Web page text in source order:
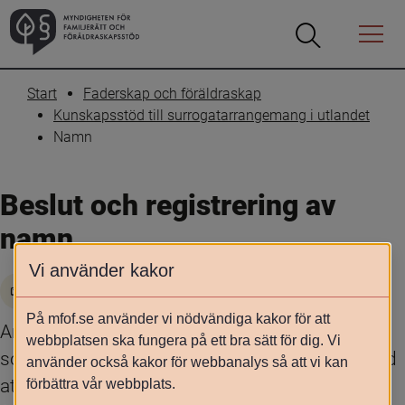
Öppna
Öppna
Menyn
Start
Faderskap och föräldraskap
Kunskapsstöd till surrogatarrangemang i utlandet
Namn
Beslut och registrering av
namn
Ansökan om namn för en svensk medborgare
som föds i utlandet görs i regel i samband med
att vårdnadshavarna ansöker om svenskt pass
Vi använder kakor
På mfof.se använder vi nödvändiga kakor för att
webbplatsen ska fungera på ett bra sätt för dig. Vi
använder också kakor för webbanalys så att vi kan
förbättra vår webbplats.